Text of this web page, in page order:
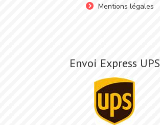
Mentions légales
Envoi Express UPS